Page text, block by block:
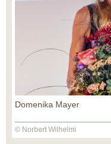
Domenika Mayer
© Norbert Wilhelmi